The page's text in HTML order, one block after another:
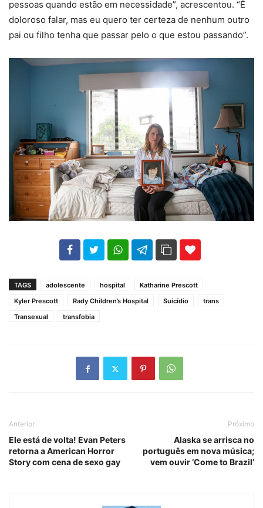
pessoas quando estão em necessidade”, acrescentou. “É
doloroso falar, mas eu quero ter certeza de nenhum outro
pai ou filho tenha que passar pelo o que estou passando”.
102 35
TAGS adolescente hospital
Katharine Prescott
Kyler Prescott
Rady Children’s Hospital Suicídio
trans
Transexual
transfobia
Anterior
Ele está de volta! Evan Peters
retorna a American Horror
Story com cena de sexo gay
Próximo
Alaska se arrisca no
português em nova música;
vem ouvir ‘Come to Brazil’